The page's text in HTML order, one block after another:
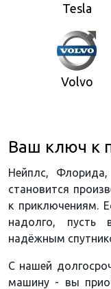
Tesla
Volvo
Ваш ключ к
Нейплс,
становится
к приключениям.
надолго, пусть
надёжным
С нашей
машину - вы